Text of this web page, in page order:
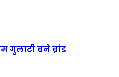
गुलाटी बने ब्रांड